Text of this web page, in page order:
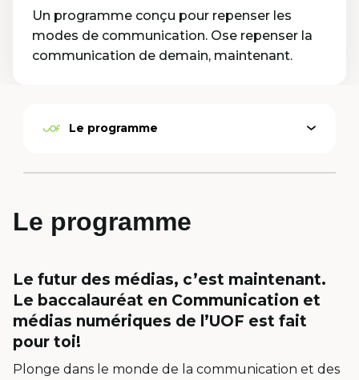
Un programme conçu pour repenser les
modes de communication. Ose repenser la
communication de demain, maintenant.
Ouvrir
OptionLe programme
Le programme
Le futur des médias, c’est maintenant.
Le baccalauréat en Communication et
médias numériques de l’UOF est fait
pour toi!
Plonge dans le monde de la communication et des